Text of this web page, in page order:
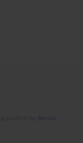
Bentus